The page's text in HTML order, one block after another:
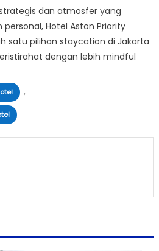
dan atmosfer yang
Hotel Aston Priority
satu pilihan staycation di Jakarta
dengan lebih mindful
,